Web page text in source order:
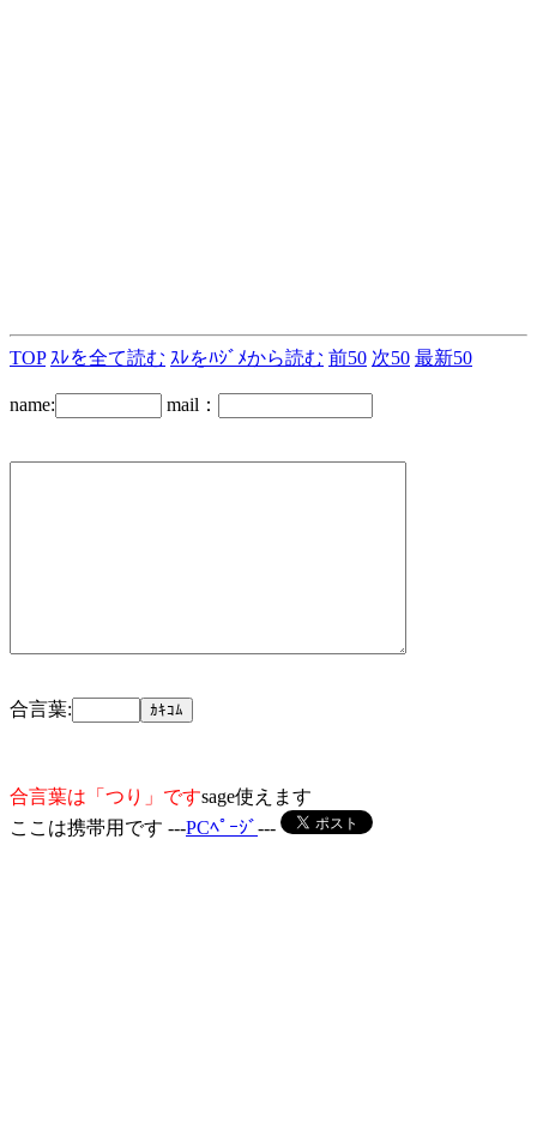
TOP ｽﾚを全て読む ｽﾚをﾊｼﾞﾒから読む 前50 次50 最新50
name: mail：
合言葉:
合言葉は「つり」ですsage使えます
ここは携帯用です ---PCﾍﾟｰｼﾞ---